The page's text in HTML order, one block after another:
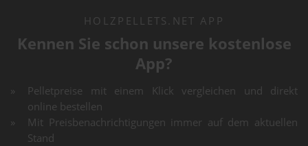
HOLZPELLETS.NET APP
Kennen Sie schon unsere kostenlose
App?
Pelletpreise mit einem Klick vergleichen und direkt
online bestellen
Mit Preisbenachrichtigungen immer auf dem aktuellen
Stand